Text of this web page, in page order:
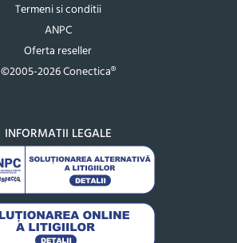
Termeni si conditii
ANPC
Oferta reseller
©2005-2026 Conectica®
INFORMATII LEGALE